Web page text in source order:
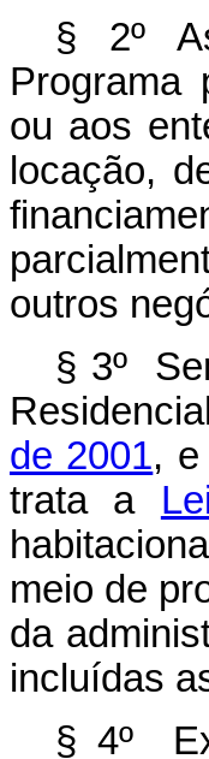
§ 2º
Programa
ou aos
locação,
outros
§ 3º
de 2001,
trata a
meio de
da
incluídas
§ 4º